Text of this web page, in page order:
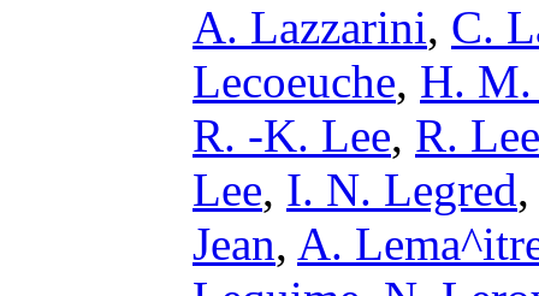
A. Lazzarini, C.
Lecoeuche, H. M.
R. -K. Lee, R. Lee
Lee, I. N. Legred
Jean, A.